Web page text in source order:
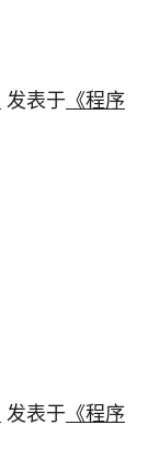
发表于 《程序
发表于 《程序